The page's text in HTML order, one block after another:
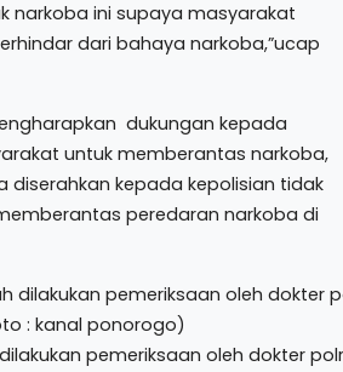
narkoba ini supaya masyarakat
dari bahaya narkoba,”ucap
dukungan kepada
untuk memberantas narkoba,
diserahkan kepada kepolisian tidak
peredaran narkoba di
pemeriksaan oleh dokter